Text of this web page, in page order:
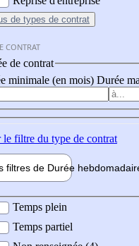
de types de contrat
CONTRAT
de contrat
minimale (en mois) Durée
le filtre du type de contrat
filtres de Durée hebdo
Temps plein
Temps partiel